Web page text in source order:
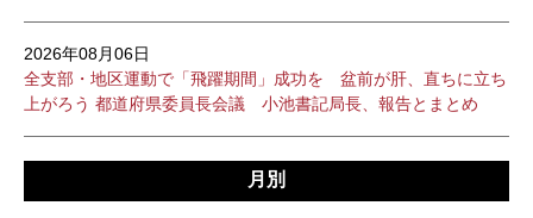
2026年08月06日
全支部・地区運動で「飛躍期間」成功を 盆前が肝、直ちに立ち
上がろう 都道府県委員長会議 小池書記局長、報告とまとめ
月別